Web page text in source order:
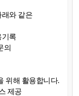
래와 같은
기록
의
위해 활용합니다.
제공